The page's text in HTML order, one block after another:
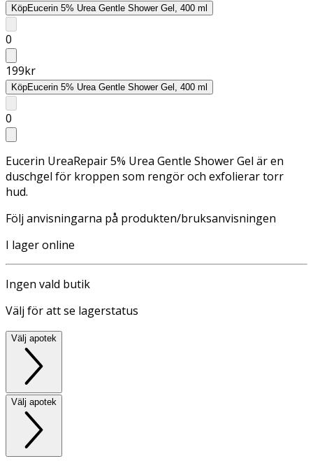
KöpEucerin 5% Urea Gentle Shower Gel, 400 ml
0
199kr
KöpEucerin 5% Urea Gentle Shower Gel, 400 ml
0
Eucerin UreaRepair 5% Urea Gentle Shower Gel är en
duschgel för kroppen som rengör och exfolierar torr
hud.
Följ anvisningarna på produkten/bruksanvisningen
I lager online
Ingen vald butik
Välj för att se lagerstatus
Välj apotek
Välj apotek